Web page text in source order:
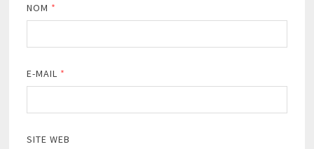
NOM *
E-MAIL *
SITE WEB